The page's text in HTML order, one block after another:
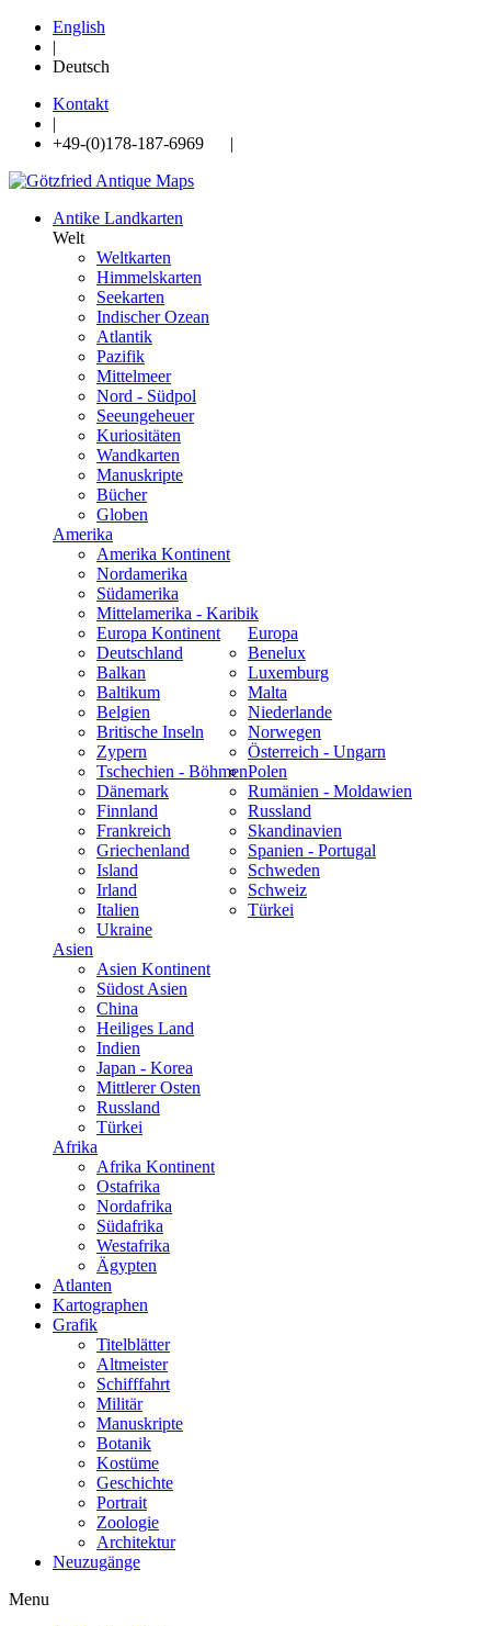
English
|
Deutsch
Kontakt
|
+49-(0)178-187-6969 |
Antike Landkarten
Welt
Weltkarten
Himmelskarten
Seekarten
Indischer Ozean
Atlantik
Pazifik
Mittelmeer
Nord - Südpol
Seeungeheuer
Kuriositäten
Wandkarten
Manuskripte
Bücher
Globen
Amerika
Amerika Kontinent
Nordamerika
Südamerika
Mittelamerika - Karibik
Europa
Europa Kontinent
Deutschland
Balkan
Baltikum
Belgien
Britische Inseln
Zypern
Tschechien - Böhmen
Dänemark
Finnland
Frankreich
Griechenland
Island
Irland
Italien
Benelux
Luxemburg
Malta
Niederlande
Norwegen
Österreich - Ungarn
Polen
Rumänien - Moldawien
Russland
Skandinavien
Spanien - Portugal
Schweden
Schweiz
Türkei
Ukraine
Asien
Asien Kontinent
Südost Asien
China
Heiliges Land
Indien
Japan - Korea
Mittlerer Osten
Russland
Türkei
Afrika
Afrika Kontinent
Ostafrika
Nordafrika
Südafrika
Westafrika
Ägypten
Atlanten
Kartographen
Grafik
Titelblätter
Altmeister
Schifffahrt
Militär
Manuskripte
Botanik
Kostüme
Geschichte
Portrait
Zoologie
Architektur
Neuzugänge
Menu